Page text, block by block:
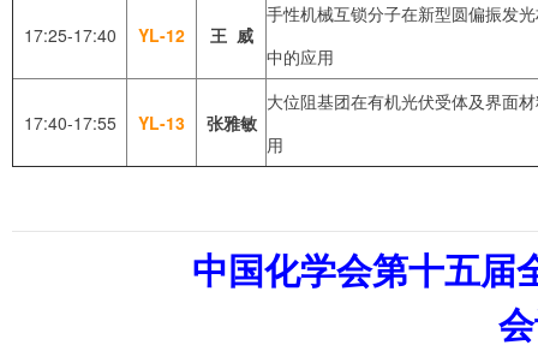
17:25-17:40 YL-12 王 威
手性机械互锁分子在新型圆偏振发
中的应用
17:40-17:55 YL-13 张雅敏
大位阻基团在有机光伏受体及界面
用
中国化学会第十五届